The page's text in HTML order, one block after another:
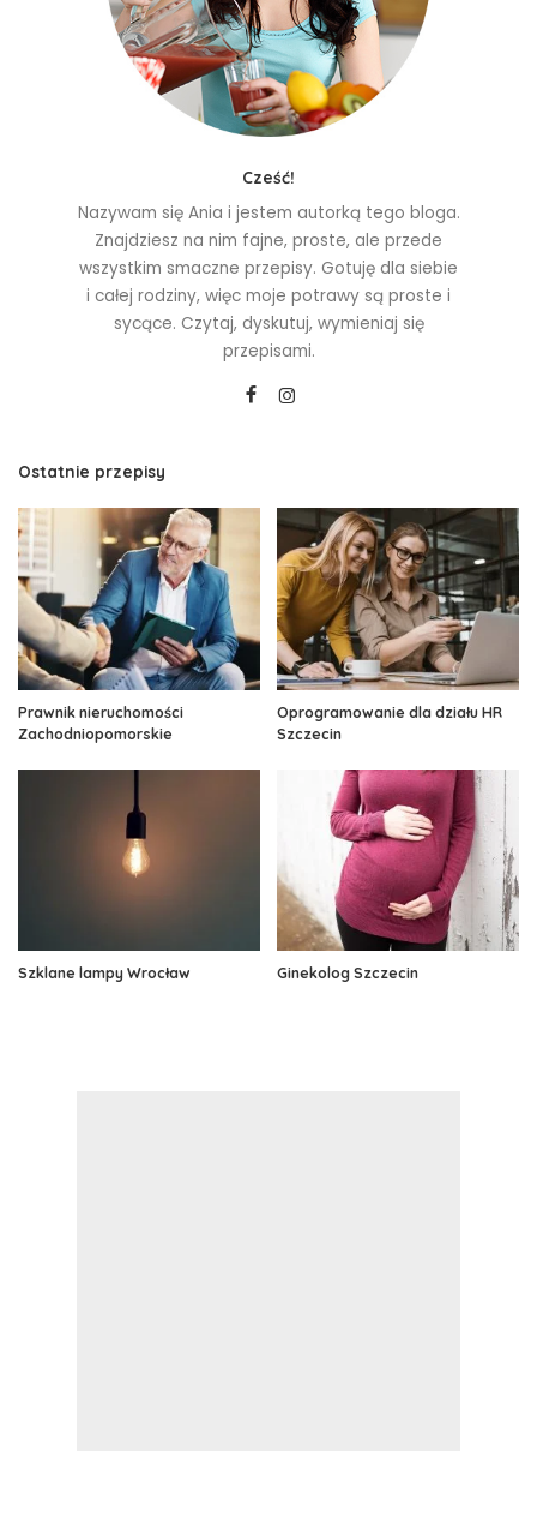
Cześć!
Nazywam się Ania i jestem autorką tego bloga.
Znajdziesz na nim fajne, proste, ale przede
wszystkim smaczne przepisy. Gotuję dla siebie
i całej rodziny, więc moje potrawy są proste i
sycące. Czytaj, dyskutuj, wymieniaj się
przepisami.
Ostatnie przepisy
Prawnik nieruchomości
Zachodniopomorskie
Oprogramowanie dla działu HR
Szczecin
Szklane lampy Wrocław Ginekolog Szczecin